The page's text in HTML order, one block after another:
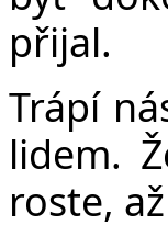
přijal.
Trápí
lidem.
roste,